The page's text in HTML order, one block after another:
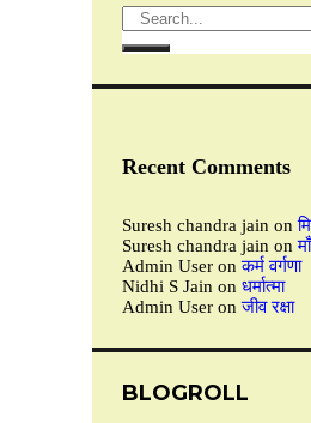
Recent Comments
Suresh chandra jain on
Suresh chandra jain onमाँ
Admin Useronकर्म वर्गणा
Nidhi S Jain on धर्मात्मा
Admin Useronजीव रक्षा
BLOGROLL